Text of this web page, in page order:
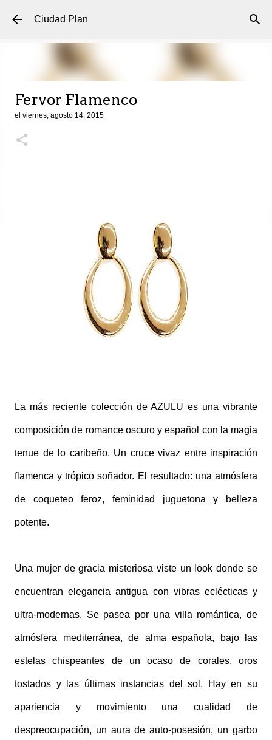
Ir al contenido principal
Ciudad Plan
Fervor Flamenco
el viernes, agosto 14, 2015
La más reciente colección de AZULU es una vibrante
composición de romance oscuro y español con la magia
tenue de lo caribeño. Un cruce vivaz entre inspiración
flamenca y trópico soñador. El resultado: una atmósfera
de coqueteo feroz, feminidad juguetona y belleza
potente.
Una mujer de gracia misteriosa viste un look donde se
encuentran elegancia antigua con vibras eclécticas y
ultra-modernas. Se pasea por una villa romántica, de
atmósfera mediterránea, de alma española, bajo las
estelas chispeantes de un ocaso de corales, oros
tostados y las últimas instancias del sol. Hay en su
apariencia y movimiento una cualidad de
despreocupación, un aura de auto-posesión, un garbo